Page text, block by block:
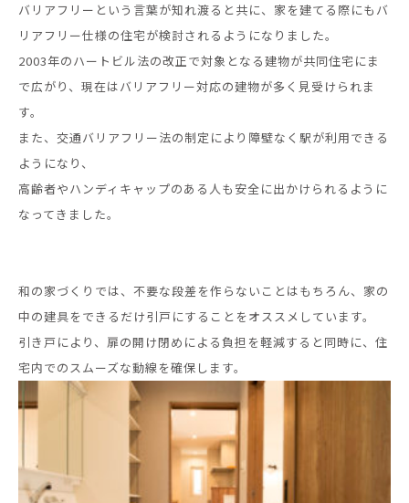
バリアフリーという言葉が知れ渡ると共に、家を建てる際にもバ
リアフリー仕様の住宅が検討されるようになりました。
2003年のハートビル法の改正で対象となる建物が共同住宅にま
で広がり、現在はバリアフリー対応の建物が多く見受けられま
す。
また、交通バリアフリー法の制定により障壁なく駅が利用できる
ようになり、
高齢者やハンディキャップのある人も安全に出かけられるように
なってきました。
和の家づくりでは、不要な段差を作らないことはもちろん、家の
中の建具をできるだけ引戸にすることをオススメしています。
引き戸により、扉の開け閉めによる負担を軽減すると同時に、住
宅内でのスムーズな動線を確保します。